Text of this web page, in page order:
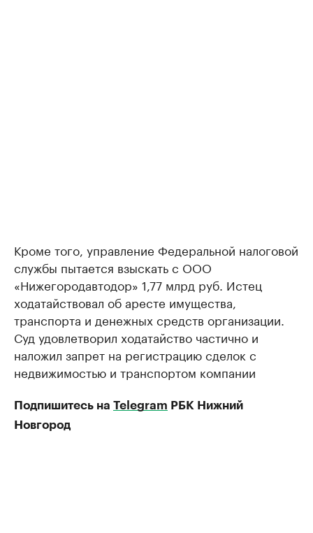
Кроме того, управление Федеральной налоговой
службы пытается взыскать с ООО
«Нижегородавтодор» 1,77 млрд руб. Истец
ходатайствовал об аресте имущества,
транспорта и денежных средств организации.
Суд удовлетворил ходатайство частично и
наложил запрет на регистрацию сделок с
недвижимостью и транспортом компании
Подпишитесь на Telegram РБК Нижний
Новгород